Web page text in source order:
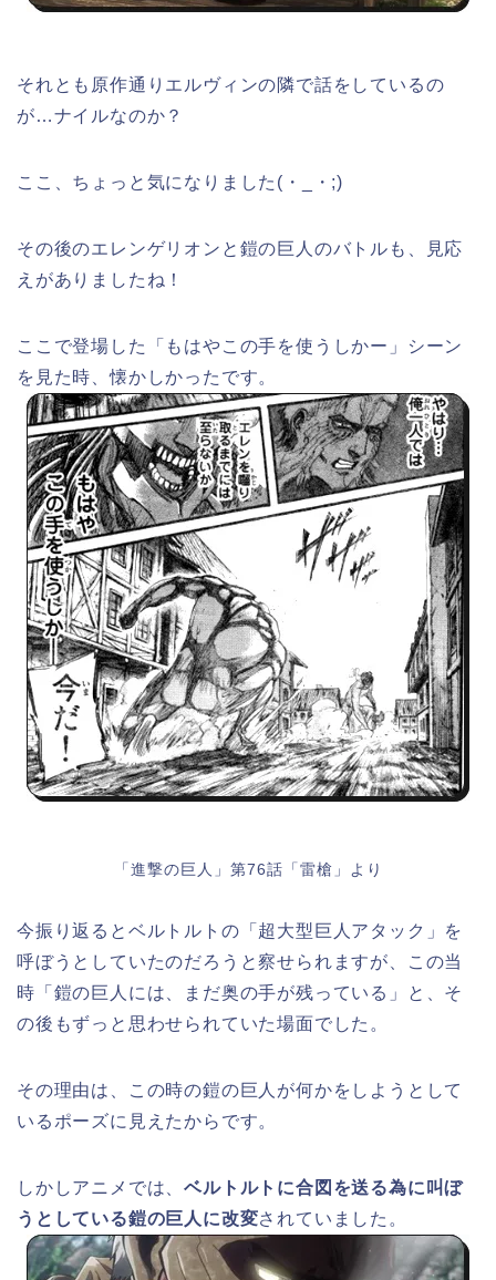
それとも原作通りエルヴィンの隣で話をしているの
が…ナイルなのか？
ここ、ちょっと気になりました(・_・;)
その後のエレンゲリオンと鎧の巨人のバトルも、見応
えがありましたね！
ここで登場した「もはやこの手を使うしかー」シーン
を見た時、懐かしかったです。
「進撃の巨人」第76話「雷槍」より
今振り返るとベルトルトの「超大型巨人アタック」を
呼ぼうとしていたのだろうと察せられますが、この当
時「鎧の巨人には、まだ奥の手が残っている」と、そ
の後もずっと思わせられていた場面でした。
その理由は、この時の鎧の巨人が何かをしようとして
いるポーズに見えたからです。
しかしアニメでは、ベルトルトに合図を送る為に叫ぼ
うとしている鎧の巨人に改変されていました。